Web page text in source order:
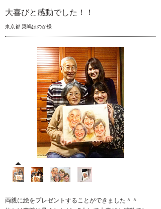
大喜びと感動でした！！
東京都 簗嶋ほのか様
両親に絵をプレゼントすることができました＾＾